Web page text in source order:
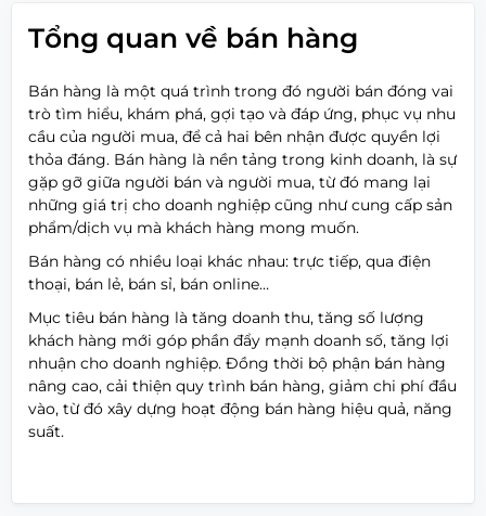
Tổng quan về bán hàng
Bán hàng là một quá trình trong đó người bán đóng vai
trò tìm hiểu, khám phá, gợi tạo và đáp ứng, phục vụ nhu
cầu của người mua, để cả hai bên nhận được quyền lợi
thỏa đáng. Bán hàng là nền tảng trong kinh doanh, là sự
gặp gỡ giữa người bán và người mua, từ đó mang lại
những giá trị cho doanh nghiệp cũng như cung cấp sản
phẩm/dịch vụ mà khách hàng mong muốn.
Bán hàng có nhiều loại khác nhau: trực tiếp, qua điện
thoại, bán lẻ, bán sỉ, bán online…
Mục tiêu bán hàng là tăng doanh thu, tăng số lượng
khách hàng mới góp phần đẩy mạnh doanh số, tăng lợi
nhuận cho doanh nghiệp. Đồng thời bộ phận bán hàng
nâng cao, cải thiện quy trình bán hàng, giảm chi phí đầu
vào, từ đó xây dựng hoạt động bán hàng hiệu quả, năng
suất.